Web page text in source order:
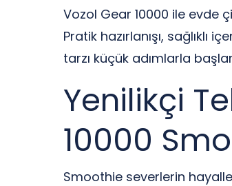
Vozol Gear 10000 ile evde
Pratik hazırlanışı, sağlıklı
tarzı küçük adımlarla
Yenilikçi
10000
Smoothie severlerin